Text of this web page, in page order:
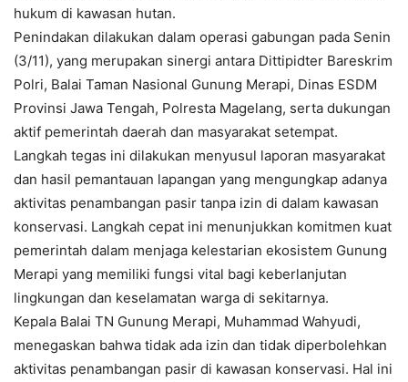
hukum di kawasan hutan.
Penindakan dilakukan dalam operasi gabungan pada Senin
(3/11), yang merupakan sinergi antara Dittipidter Bareskrim
Polri, Balai Taman Nasional Gunung Merapi, Dinas ESDM
Provinsi Jawa Tengah, Polresta Magelang, serta dukungan
aktif pemerintah daerah dan masyarakat setempat.
Langkah tegas ini dilakukan menyusul laporan masyarakat
dan hasil pemantauan lapangan yang mengungkap adanya
aktivitas penambangan pasir tanpa izin di dalam kawasan
konservasi. Langkah cepat ini menunjukkan komitmen kuat
pemerintah dalam menjaga kelestarian ekosistem Gunung
Merapi yang memiliki fungsi vital bagi keberlanjutan
lingkungan dan keselamatan warga di sekitarnya.
Kepala Balai TN Gunung Merapi, Muhammad Wahyudi,
menegaskan bahwa tidak ada izin dan tidak diperbolehkan
aktivitas penambangan pasir di kawasan konservasi. Hal ini